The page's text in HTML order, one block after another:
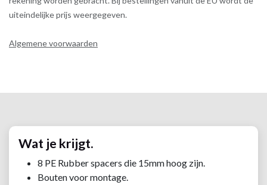
uiteindelijke prijs weergegeven.
Algemene voorwaarden
Wat je krijgt.
8 PE Rubber spacers die 15mm hoog zijn.
Bouten voor montage.